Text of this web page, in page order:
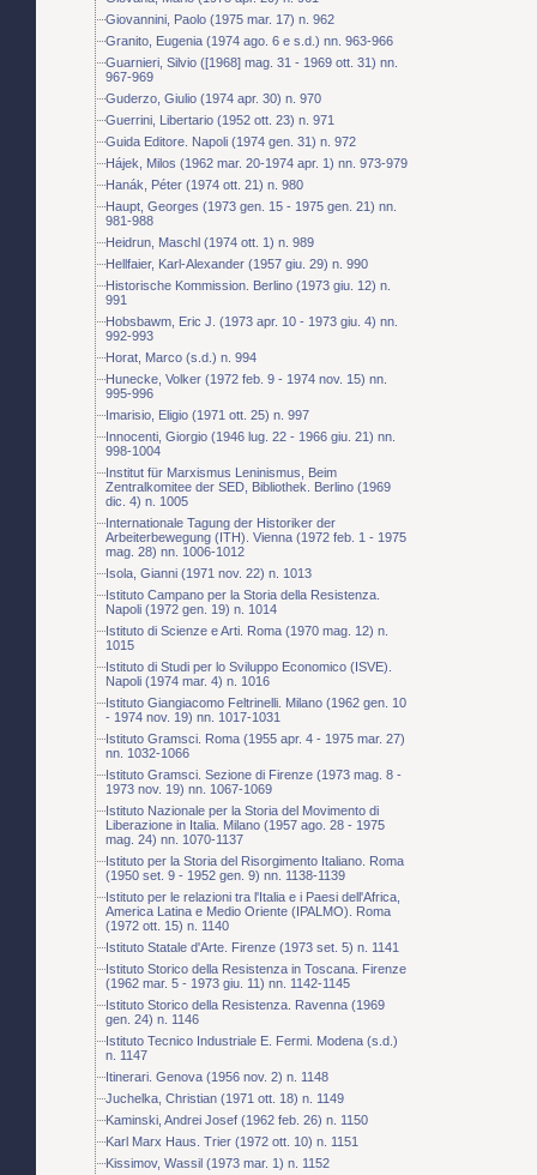
Giovannini, Paolo (1975 mar. 17) n. 962
Granito, Eugenia (1974 ago. 6 e s.d.) nn. 963-966
Guarnieri, Silvio ([1968] mag. 31 - 1969 ott. 31) nn.
967-969
Guderzo, Giulio (1974 apr. 30) n. 970
Guerrini, Libertario (1952 ott. 23) n. 971
Guida Editore. Napoli (1974 gen. 31) n. 972
Hájek, Milos (1962 mar. 20-1974 apr. 1) nn. 973-979
Hanák, Péter (1974 ott. 21) n. 980
Haupt, Georges (1973 gen. 15 - 1975 gen. 21) nn.
981-988
Heidrun, Maschl (1974 ott. 1) n. 989
Hellfaier, Karl-Alexander (1957 giu. 29) n. 990
Historische Kommission. Berlino (1973 giu. 12) n.
991
Hobsbawm, Eric J. (1973 apr. 10 - 1973 giu. 4) nn.
992-993
Horat, Marco (s.d.) n. 994
Hunecke, Volker (1972 feb. 9 - 1974 nov. 15) nn.
995-996
Imarisio, Eligio (1971 ott. 25) n. 997
Innocenti, Giorgio (1946 lug. 22 - 1966 giu. 21) nn.
998-1004
Institut für Marxismus Leninismus, Beim
Zentralkomitee der SED, Bibliothek. Berlino (1969
dic. 4) n. 1005
Internationale Tagung der Historiker der
Arbeiterbewegung (ITH). Vienna (1972 feb. 1 - 1975
mag. 28) nn. 1006-1012
Isola, Gianni (1971 nov. 22) n. 1013
Istituto Campano per la Storia della Resistenza.
Napoli (1972 gen. 19) n. 1014
Istituto di Scienze e Arti. Roma (1970 mag. 12) n.
1015
Istituto di Studi per lo Sviluppo Economico (ISVE).
Napoli (1974 mar. 4) n. 1016
Istituto Giangiacomo Feltrinelli. Milano (1962 gen. 10
- 1974 nov. 19) nn. 1017-1031
Istituto Gramsci. Roma (1955 apr. 4 - 1975 mar. 27)
nn. 1032-1066
Istituto Gramsci. Sezione di Firenze (1973 mag. 8 -
1973 nov. 19) nn. 1067-1069
Istituto Nazionale per la Storia del Movimento di
Liberazione in Italia. Milano (1957 ago. 28 - 1975
mag. 24) nn. 1070-1137
Istituto per la Storia del Risorgimento Italiano. Roma
(1950 set. 9 - 1952 gen. 9) nn. 1138-1139
Istituto per le relazioni tra l'Italia e i Paesi dell'Africa,
America Latina e Medio Oriente (IPALMO). Roma
(1972 ott. 15) n. 1140
Istituto Statale d'Arte. Firenze (1973 set. 5) n. 1141
Istituto Storico della Resistenza in Toscana. Firenze
(1962 mar. 5 - 1973 giu. 11) nn. 1142-1145
Istituto Storico della Resistenza. Ravenna (1969
gen. 24) n. 1146
Istituto Tecnico Industriale E. Fermi. Modena (s.d.)
n. 1147
Itinerari. Genova (1956 nov. 2) n. 1148
Juchelka, Christian (1971 ott. 18) n. 1149
Kaminski, Andrei Josef (1962 feb. 26) n. 1150
Karl Marx Haus. Trier (1972 ott. 10) n. 1151
Kissimov, Wassil (1973 mar. 1) n. 1152